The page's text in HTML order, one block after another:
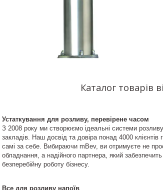
Каталог товарів
Устаткування для розливу, перевірене часом
З 2008 року ми створюємо ідеальні системи
закладів. Наш досвід та довіра понад 4000 клієнтів
самі за себе. Вибираючи mBev, ви отримуєте не
обладнання, а надійного партнера, який забезпечить
безперебійну роботу бізнесу.
Все для розливу напоїв